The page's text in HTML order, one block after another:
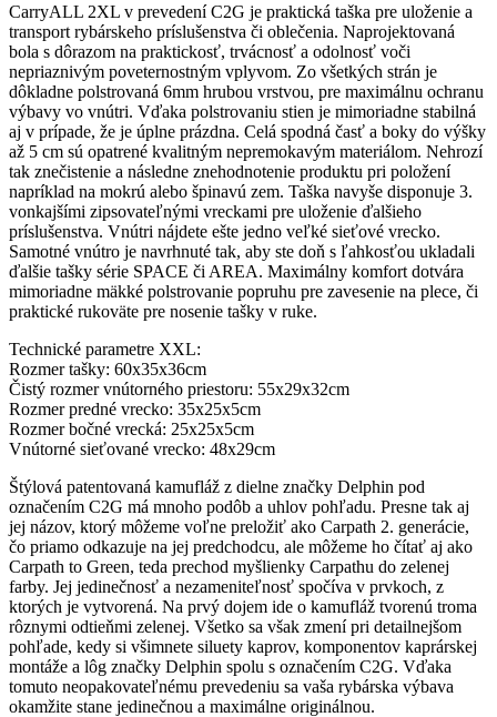
CarryALL 2XL v prevedení C2G je praktická taška pre uloženie a
transport rybárskeho príslušenstva či oblečenia. Naprojektovaná
bola s dôrazom na praktickosť, trvácnosť a odolnosť voči
nepriaznivým poveternostným vplyvom. Zo všetkých strán je
dôkladne polstrovaná 6mm hrubou vrstvou, pre maximálnu ochranu
výbavy vo vnútri. Vďaka polstrovaniu stien je mimoriadne stabilná
aj v prípade, že je úplne prázdna. Celá spodná časť a boky do výšky
až 5 cm sú opatrené kvalitným nepremokavým materiálom. Nehrozí
tak znečistenie a následne znehodnotenie produktu pri položení
napríklad na mokrú alebo špinavú zem. Taška navyše disponuje 3.
vonkajšími zipsovateľnými vreckami pre uloženie ďalšieho
príslušenstva. Vnútri nájdete ešte jedno veľké sieťové vrecko.
Samotné vnútro je navrhnuté tak, aby ste doň s ľahkosťou ukladali
ďalšie tašky série SPACE či AREA. Maximálny komfort dotvára
mimoriadne mäkké polstrovanie popruhu pre zavesenie na plece, či
praktické rukoväte pre nosenie tašky v ruke.
Technické parametre XXL:
Rozmer tašky: 60x35x36cm
Čistý rozmer vnútorného priestoru: 55x29x32cm
Rozmer predné vrecko: 35x25x5cm
Rozmer bočné vrecká: 25x25x5cm
Vnútorné sieťované vrecko: 48x29cm
Štýlová patentovaná kamufláž z dielne značky Delphin pod
označením C2G má mnoho podôb a uhlov pohľadu. Presne tak aj
jej názov, ktorý môžeme voľne preložiť ako Carpath 2. generácie,
čo priamo odkazuje na jej predchodcu, ale môžeme ho čítať aj ako
Carpath to Green, teda prechod myšlienky Carpathu do zelenej
farby. Jej jedinečnosť a nezameniteľnosť spočíva v prvkoch, z
ktorých je vytvorená. Na prvý dojem ide o kamufláž tvorenú troma
rôznymi odtieňmi zelenej. Všetko sa však zmení pri detailnejšom
pohľade, kedy si všimnete siluety kaprov, komponentov kaprárskej
montáže a lôg značky Delphin spolu s označením C2G. Vďaka
tomuto neopakovateľnému prevedeniu sa vaša rybárska výbava
okamžite stane jedinečnou a maximálne originálnou.